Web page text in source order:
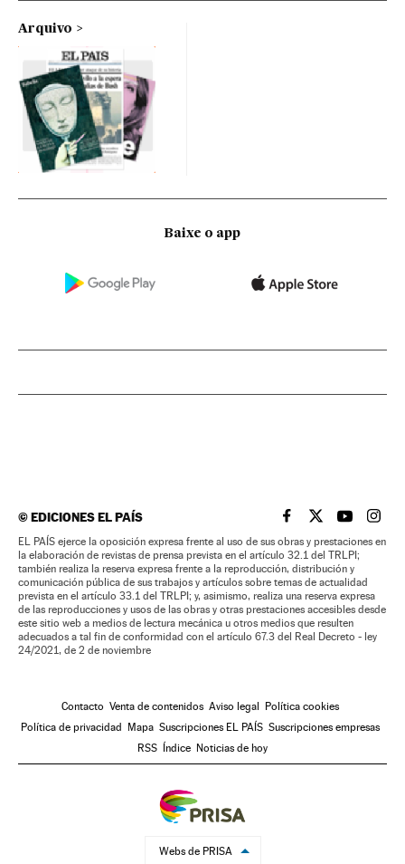
Arquivo
Baixe o app
©EDICIONES EL PAÍS EL PAÍS BRASIL EN
EL PAÍSEL PAÍS
EL
EL PAÍS ejerce la oposición expresa frente al uso de sus obras y prestaciones en
la elaboración de revistas de prensa prevista en el artículo 32.1 del TRLPI;
también realiza la reserva expresa frente a la reproducción, distribución y
comunicación pública de sus trabajos y artículos sobre temas de actualidad
prevista en el artículo 33.1 del TRLPI; y, asimismo, realiza una reserva expresa
de las reproducciones y usos de las obras y otras prestaciones accesibles desde
este sitio web a medios de lectura mecánica u otros medios que resulten
adecuados a tal fin de conformidad con el artículo 67.3 del Real Decreto - ley
24/2021, de 2 de noviembre
Contacto Venta de contenidos Aviso legal
Política cookies
Política de privacidad
Mapa Suscripciones EL PAÍS Suscripciones empresas
RSS
Índice Noticias de hoy
Webs de PRISA